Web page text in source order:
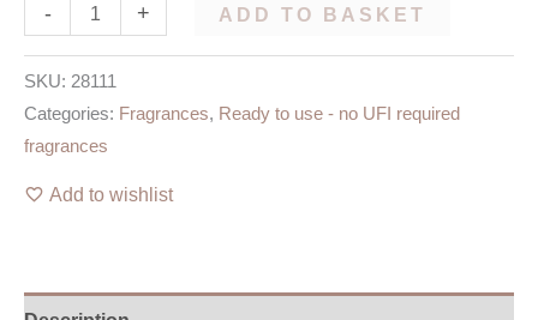
- + ADD TO BASKET
SKU: 28111
Categories: Fragrances, Ready to use - no UFI required
fragrances
Add to wishlist